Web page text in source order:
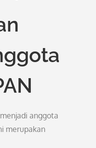
anggota
merupakan